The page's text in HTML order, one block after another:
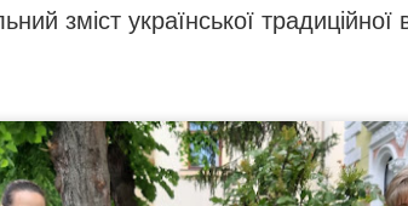
зміст української